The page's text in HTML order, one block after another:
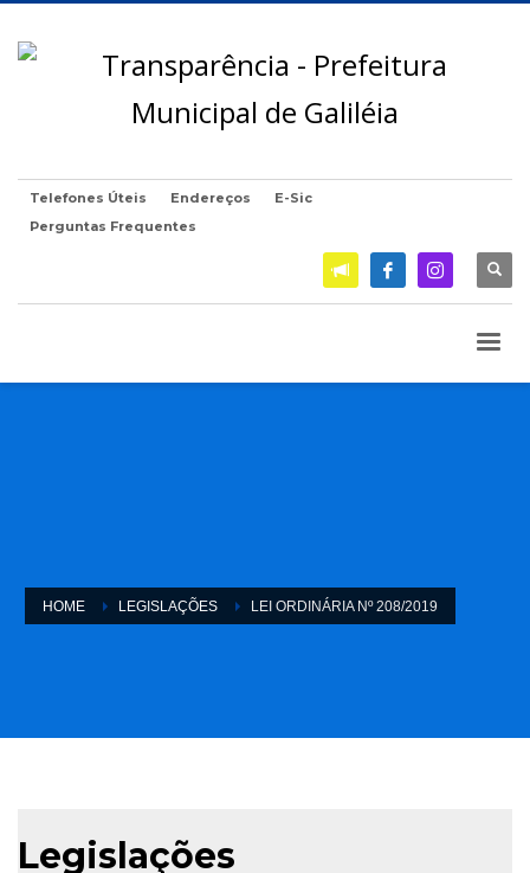
Telefones Úteis Endereços
E-Sic
Perguntas Frequentes
HOME LEGISLAÇÕES LEI ORDINÁRIA Nº 208/2019
Legislações